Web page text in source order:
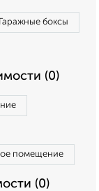
Гаражные боксы
(0)
помещение
(0)